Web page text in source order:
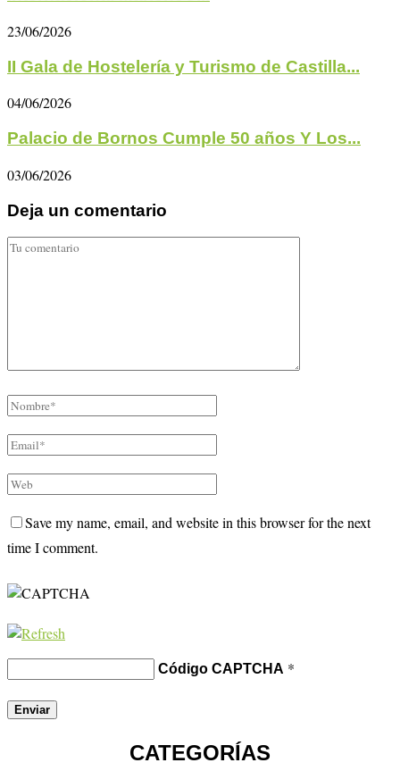
23/06/2026
II Gala de Hostelería y Turismo de Castilla...
04/06/2026
Palacio de Bornos Cumple 50 años Y Los...
03/06/2026
Deja un comentario
Save my name, email, and website in this browser for the next
time I comment.
Código CAPTCHA *
CATEGORÍAS